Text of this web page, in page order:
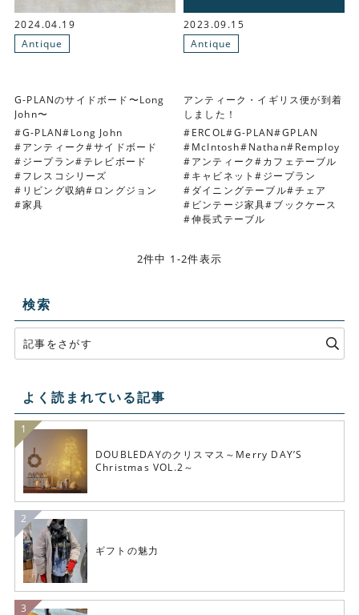
2024.04.19
Antique
G-PLANのサイドボード〜Long
John〜
G-PLAN
Long John
アンティーク サイドボード
ジープラン
テレビボード
フレスコシリーズ
リビング収納
ロングジョン
家具
2023.09.15
Antique
アンティーク・イギリス便が到着
しました！
ERCOL
G-PLAN GPLAN
McIntosh
Nathan
Remploy
アンティーク
カフェテーブル
キャビネット
ジープラン
ダイニングテーブル
チェア
ビンテージ家具
ブックケース
伸長式テーブル
2件中 1-2件表示
検索
よく読まれている記事
DOUBLEDAYのクリスマス～Merry DAY’S
Christmas VOL.2～
ギフトの魅力